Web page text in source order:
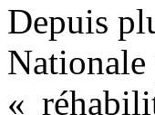
Depuis
«